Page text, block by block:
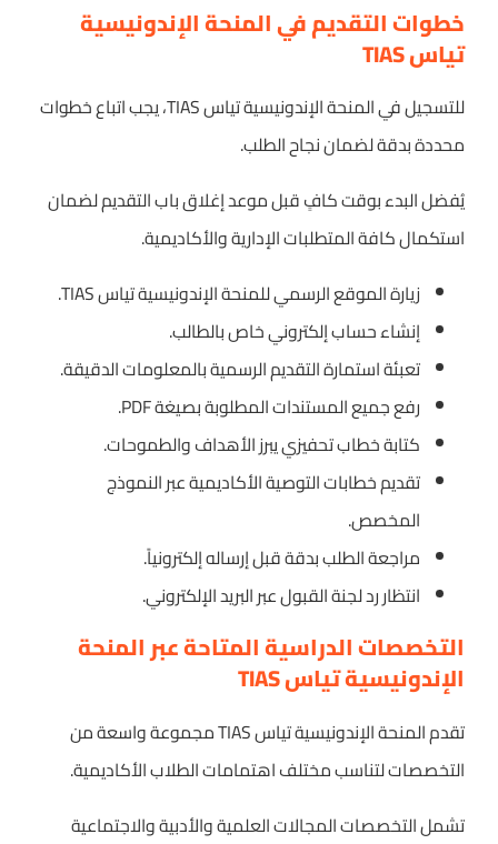
خطوات التقديم في المنحة الإندونيسية
تياس TIAS
للتسجيل في المنحة الإندونيسية تياس TIAS، يجب اتباع خطوات
محددة بدقة لضمان نجاح الطلب.
يُفضل البدء بوقت كافٍ قبل موعد إغلاق باب التقديم لضمان
استكمال كافة المتطلبات الإدارية والأكاديمية.
زيارة الموقع الرسمي للمنحة الإندونيسية تياس TIAS.
إنشاء حساب إلكتروني خاص بالطالب.
تعبئة استمارة التقديم الرسمية بالمعلومات الدقيقة.
رفع جميع المستندات المطلوبة بصيغة PDF.
كتابة خطاب تحفيزي يبرز الأهداف والطموحات.
تقديم خطابات التوصية الأكاديمية عبر النموذج
المخصص.
مراجعة الطلب بدقة قبل إرساله إلكترونياً.
انتظار رد لجنة القبول عبر البريد الإلكتروني.
التخصصات الدراسية المتاحة عبر المنحة
الإندونيسية تياس TIAS
تقدم المنحة الإندونيسية تياس TIAS مجموعة واسعة من
التخصصات لتناسب مختلف اهتمامات الطلاب الأكاديمية.
تشمل التخصصات المجالات العلمية والأدبية والاجتماعية